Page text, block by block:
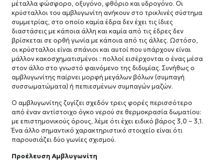
μέταλλα φώσφορο, οξυγόνο, φθόριο και υδρογόνο. Οι
κρύσταλλοι του αμβλυγωνίτη ανήκουν στο τρικλινές σύστημα
συμμετρίας, στο οποίο καμία έδρα δεν έχει τις ίδιες
διαστάσεις με κάποια άλλη και καμία από τις έδρες δεν
βρίσκεται σε ορθή γωνία με κάποια από τις άλλες. Ωστόσο,
οι κρύσταλλοι είναι σπάνιοι και αυτοί που υπάρχουν είναι
μάλλον κακοσχηματισμένοι : πολλοί εισέρχονται ο ένας μέσα
στον άλλο στο γνωστό φαινόμενο της διδυμίας. Συνήθως ο
αμβλυγωνίτης παίρνει μορφή μεγάλων βόλων (συμπαγή
συσσωματώματα) ή πεπιεσμένων συμπαγών μαζών.
Ο αμβλυγωνίτης ζυγίζει σχεδόν τρεις φορές περισσότερο
από έναν αντίστοιχο όγκο νερού σε θερμοκρασία δωματίου:
με επιστημονικούς όρους, λέμε ότι έχει ειδικό βάρος 3,0 – 3,1.
Ένα άλλο σημαντικό χαρακτηριστικό στοιχείο είναι ότι
παρουσιάζει δύο γωνίες σχισμού.
Προέλευση Αμβλυγωνίτη